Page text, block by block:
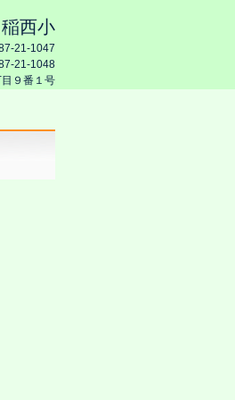
西小
21-1047
21-1048
９番１号